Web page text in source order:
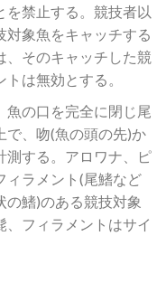
を禁止する。競技者以
対象魚をキャッチする
、そのキャッチした競
は無効とする。
魚の口を完全に閉じ尾
で、吻(魚の頭の先)か
測する。アロワナ、ピ
ィラメント(尾鰭など
の鰭)のある競技対象
フィラメントはサイ